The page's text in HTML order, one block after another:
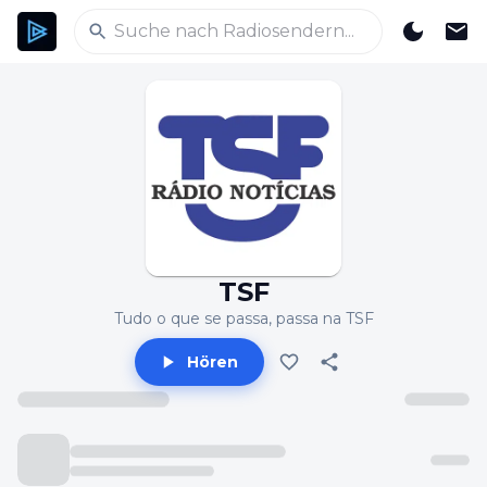
TSF
Tudo o que se passa, passa na TSF
Hören